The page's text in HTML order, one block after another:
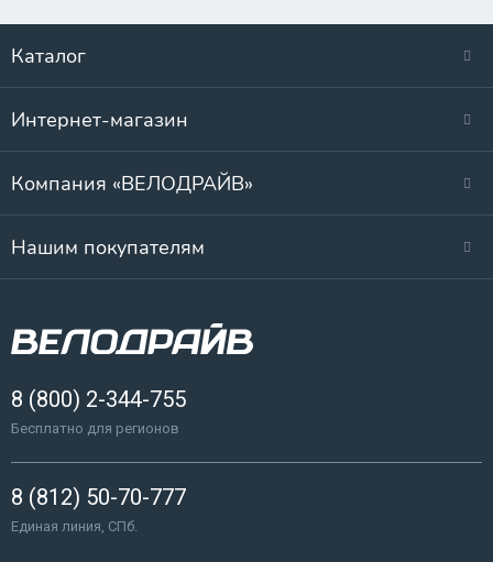
Каталог
Интернет-магазин
Компания «ВЕЛОДРАЙВ»
Нашим покупателям
8 (800) 2-344-755
Бесплатно для регионов
8 (812) 50-70-777
Единая линия, СПб.